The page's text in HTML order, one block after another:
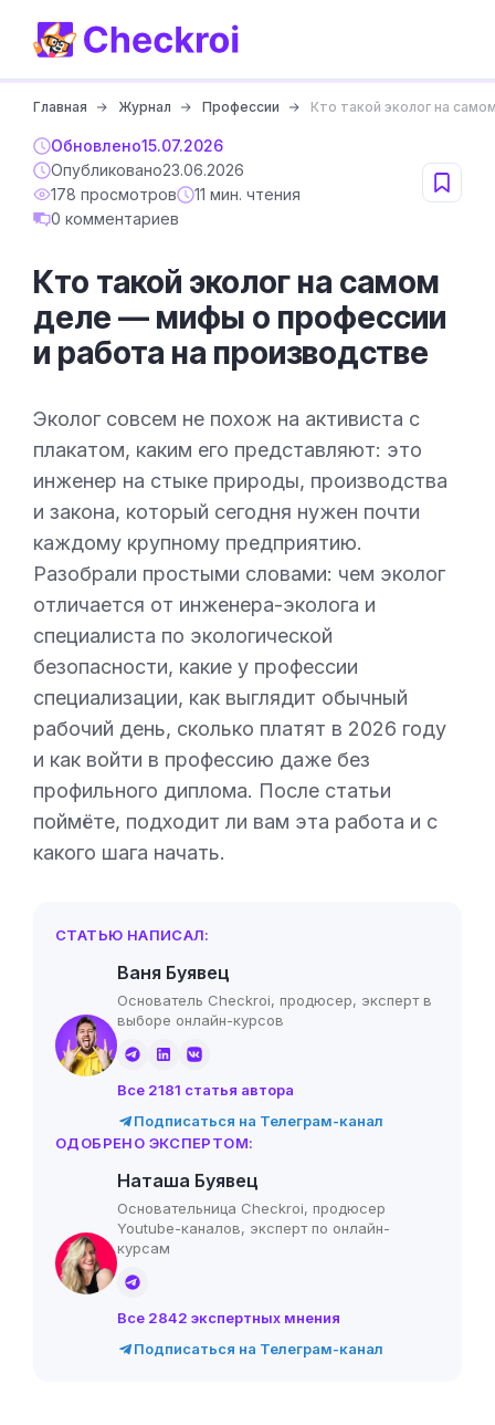
Главная Журнал Профессии Кто такой эколог на
Обновлено15.07.2026
Опубликовано23.06.2026
178 просмотров
11 мин. чтения
0 комментариев
Кто такой эколог на самом
деле — мифы о профессии
и работа на производстве
Эколог совсем не похож на активиста с
плакатом, каким его представляют: это
инженер на стыке природы, производства
и закона, который сегодня нужен почти
каждому крупному предприятию.
Разобрали простыми словами: чем эколог
отличается от инженера-эколога и
специалиста по экологической
безопасности, какие у профессии
специализации, как выглядит обычный
рабочий день, сколько платят в 2026 году
и как войти в профессию даже без
профильного диплома. После статьи
поймёте, подходит ли вам эта работа и с
какого шага начать.
СТАТЬЮ НАПИСАЛ:
Ваня Буявец
Основатель Checkroi, продюсер, эксперт в
выборе онлайн-курсов
Все 2181 статья автора
Подписаться на Телеграм-канал
ОДОБРЕНО ЭКСПЕРТОМ:
Наташа Буявец
Основательница Checkroi, продюсер
Youtube-каналов, эксперт по онлайн-
курсам
Все 2842 экспертных мнения
Подписаться на Телеграм-канал